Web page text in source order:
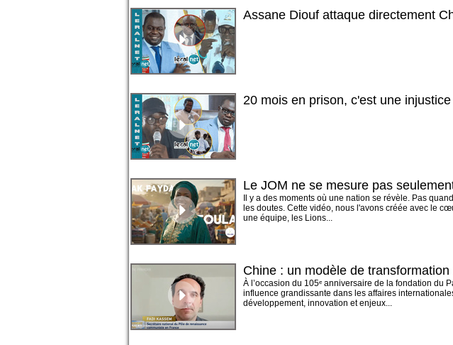
Assane Diouf attaque directement
20 mois en prison, c'est une
Le JOM ne se mesure pas
Il y a des moments où une nation se révèle. Pas
les doutes. Cette vidéo, nous l'avons créée avec le
une équipe, les Lions...
Chine : un modèle de
À l’occasion du 105ᵉ anniversaire de la fondation du
influence grandissante dans les affaires
développement, innovation et enjeux...